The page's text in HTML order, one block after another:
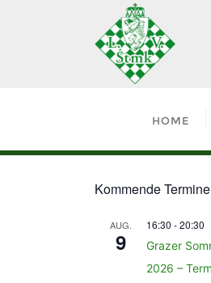
HOME
Kommende Termine
AUG.
9
16:30 -20:30
Grazer
2026 –